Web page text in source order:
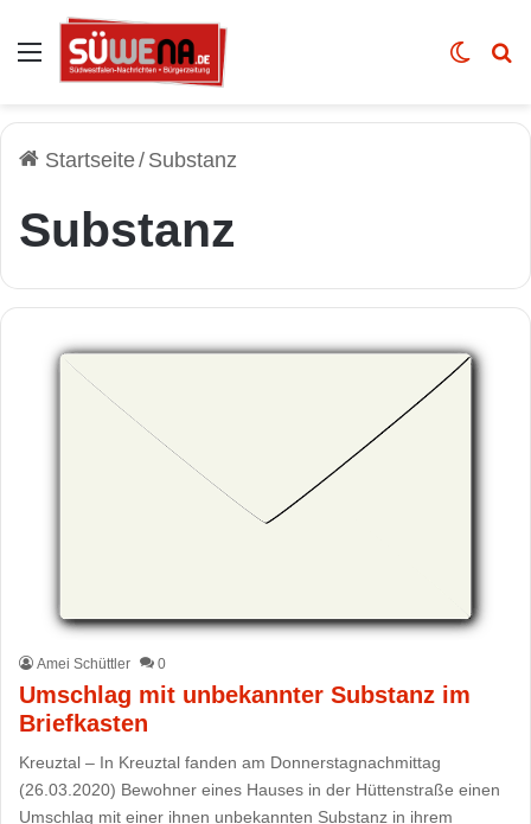
Auswahl Skin
Startseite/ Substanz
Substanz
Amei Schüttler 0
Umschlag mit unbekannter Substanz im
Briefkasten
Kreuztal – In Kreuztal fanden am Donnerstagnachmittag
(26.03.2020) Bewohner eines Hauses in der Hüttenstraße einen
Umschlag mit einer ihnen unbekannten Substanz in ihrem